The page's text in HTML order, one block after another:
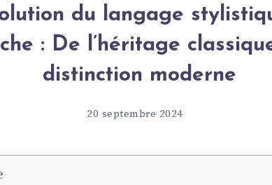
du langage
: De l’héritage
distinction moderne
20 septembre 2024